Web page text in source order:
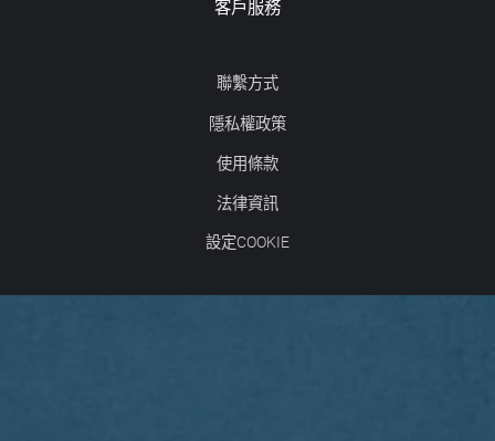
客戶服務
聯繫方式
隱私權政策
使用條款
法律資訊
設定COOKIE